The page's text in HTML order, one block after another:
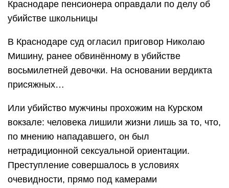
Краснодаре пенсионера оправдали по делу об
убийстве школьницы
В Краснодаре суд огласил приговор Николаю
Мишину, ранее обвинённому в убийстве
восьмилетней девочки. На основании вердикта
присяжных…
Или убийство мужчины прохожим на Курском
вокзале: человека лишили жизни лишь за то, что,
по мнению нападавшего, он был
нетрадиционной сексуальной ориентации.
Преступление совершалось в условиях
очевидности, прямо под камерами